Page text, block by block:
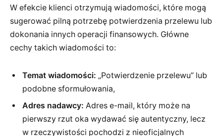
W efekcie klienci otrzymują wiadomości, które mogą
sugerować pilną potrzebę potwierdzenia przelewu lub
dokonania innych operacji finansowych. Główne
cechy takich wiadomości to:
Temat wiadomości: „Potwierdzenie przelewu” lub
podobne sformułowania,
Adres nadawcy: Adres e-mail, który może na
pierwszy rzut oka wydawać się autentyczny, lecz
w rzeczywistości pochodzi z nieoficjalnych